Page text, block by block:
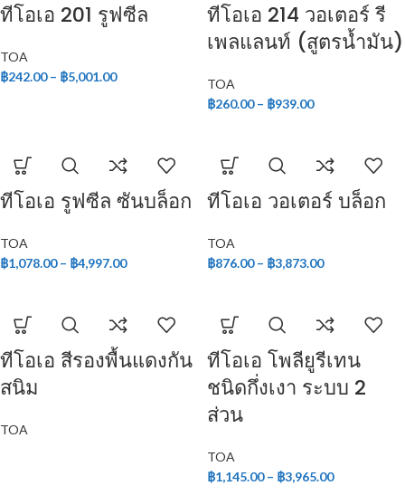
ทีโอเอ 201 รูฟซีล
TOA
฿242.00 – ฿5,001.00
ทีโอเอ 214 วอเตอร์ รี
เพลแลนท์ (สูตรน้ำมัน)
TOA
฿260.00 – ฿939.00
ทีโอเอ รูฟซีล ซันบล็อก
TOA
฿1,078.00 – ฿4,997.00
ทีโอเอ วอเตอร์ บล็อก
TOA
฿876.00 – ฿3,873.00
ทีโอเอ สีรองพื้นแดงกัน
สนิม
TOA
ทีโอเอ โพลียูรีเทน
ชนิดกึ่งเงา ระบบ 2
ส่วน
TOA
฿1,145.00 – ฿3,965.00